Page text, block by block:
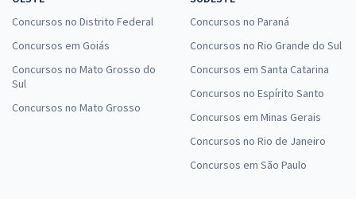
Concursos no Distrito Federal
Concursos em Goiás
Concursos no Mato Grosso do
Sul
Concursos no Mato Grosso
Concursos no Paraná
Concursos no Rio Grande do Sul
Concursos em Santa Catarina
Concursos no Espírito Santo
Concursos em Minas Gerais
Concursos no Rio de Janeiro
Concursos em São Paulo